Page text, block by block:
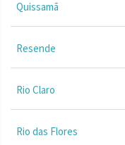
Quissamã
Resende
Rio Claro
Rio das Flores